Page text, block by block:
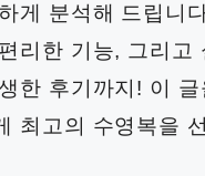
게 분석해 드립니
리한 기능, 그리고
한 후기까지! 이 글
최고의 수영복을